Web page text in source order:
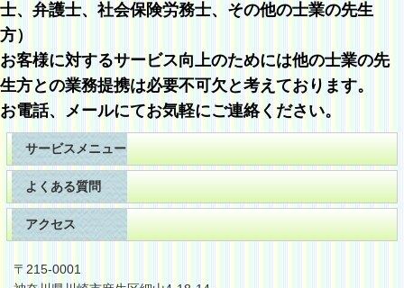
士、弁護士、社会保険労務士、その他の士業の先生
方）
お客様に対するサービス向上のためには他の士業の先
生方との業務提携は必要不可欠と考えております。
お電話、メールにてお気軽にご連絡ください。
サービスメニュー
よくある質問
アクセス
〒215-0001